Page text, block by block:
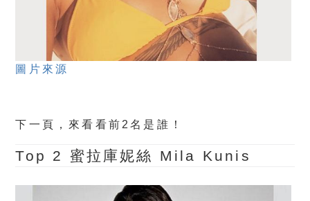
圖片來源
下一頁，來看看前2名是誰！
Top 2 蜜拉庫妮絲 Mila Kunis